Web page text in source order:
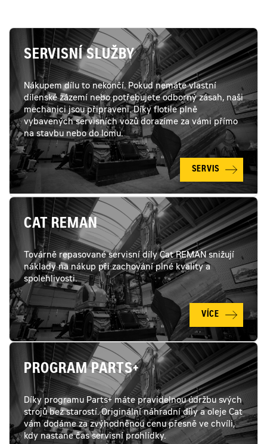
SERVISNÍ SLUŽBY
Nákupem dílu to nekončí. Pokud nemáte vlastní
dílenské zázemí nebo potřebujete odborný zásah, naši
mechanici jsou připraveni. Díky flotile plně
vybavených servisních vozů dorazíme za vámi přímo
na stavbu nebo do lomu.
SERVIS
CAT REMAN
Továrně repasované servisní díly Cat REMAN snižují
náklady na nákup při zachování plné kvality a
spolehlivosti.
VÍCE
PROGRAM PARTS+
Díky programu Parts+ máte pravidelnou údržbu svých
strojů bez starostí. Originální náhradní díly a oleje Cat
vám dodáme za zvýhodněnou cenu přesně ve chvíli,
kdy nastane čas servisní prohlídky.